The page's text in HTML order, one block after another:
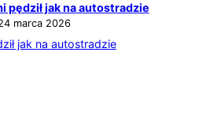
pędził jak na autostradzie
marca 2026